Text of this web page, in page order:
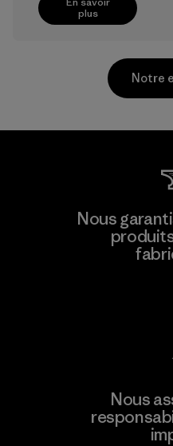
plus
Kwang Viet
Notre
Nous
Nous